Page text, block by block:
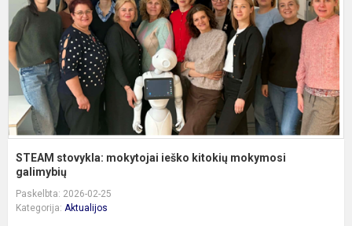
STEAM stovykla: mokytojai ieško kitokių mokymosi
galimybių
Paskelbta: 2026-02-25
Kategorija: Aktualijos